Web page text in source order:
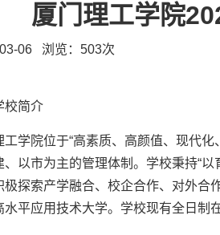
厦门理工学院
06 浏览：503次
校简介
工学院位于“高素质、高颜值、现代
、以市为主的管理体制。学校秉持“
极探索产学融合、校企合作、对外合
水平应用技术大学。学校现有全日制